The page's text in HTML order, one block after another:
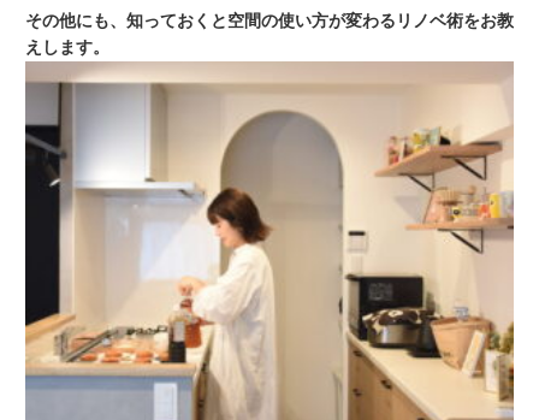
その他にも、知っておくと空間の使い方が変わるリノベ術をお教
えします。